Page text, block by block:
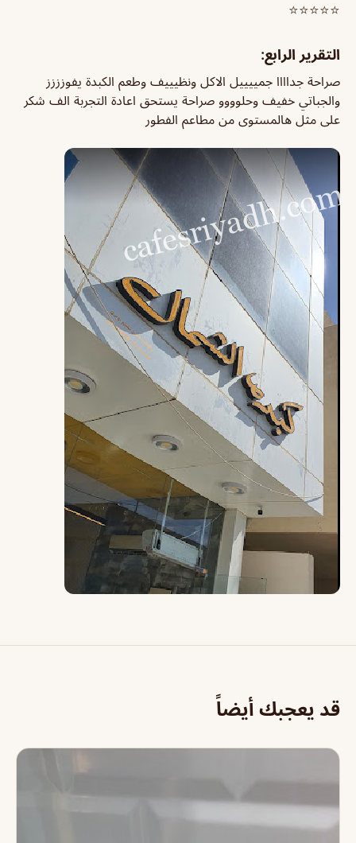
⭐️⭐️⭐️⭐️⭐️
التقرير الرابع:
صراحة جداااا جمييييل الاكل ونظيييف وطعم الكبدة يفوزززز
والجباتي خفيف وحلوووو صراحة يستحق اعادة التجربة الف شكر
على مثل هالمستوى من مطاعم الفطور
قد يعجبك أيضاً